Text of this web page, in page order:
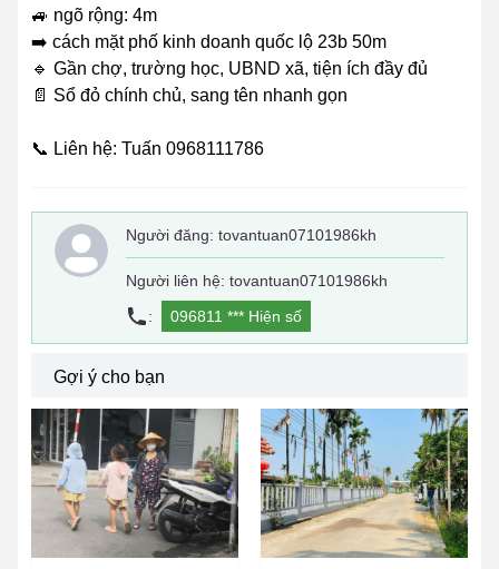
🚙 ngõ rộng: 4m
➡️ cách mặt phố kinh doanh quốc lộ 23b 50m
🔹 Gần chợ, trường học, UBND xã, tiện ích đầy đủ
📄 Sổ đỏ chính chủ, sang tên nhanh gọn
📞 Liên hệ: Tuấn 0968111786
Người đăng: tovantuan07101986kh
Người liên hệ: tovantuan07101986kh
:
096811 *** Hiện số
Gợi ý cho bạn